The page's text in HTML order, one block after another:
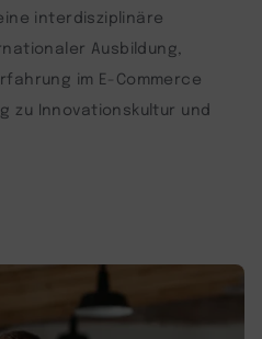
interdisziplinäre
Ausbildung,
im E-Commerce
zu Innovationskultur und